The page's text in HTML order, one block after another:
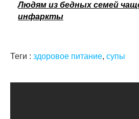
Людям из бедных семей
инфаркты
Теги : здоровое питание, супы